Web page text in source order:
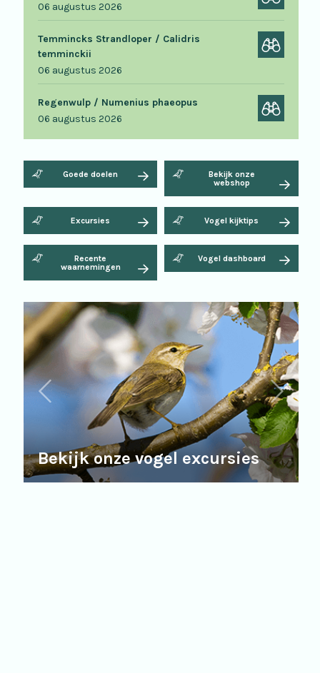
06 augustus 2026
Temmincks Strandloper / Calidris
temminckii
06 augustus 2026
Regenwulp / Numenius phaeopus
06 augustus 2026
Goede doelen
Bekijk onze
webshop
Excursies Vogel kijktips
Recente
waarnemingen
Vogel dashboard
Bekijk onze vogel excursies